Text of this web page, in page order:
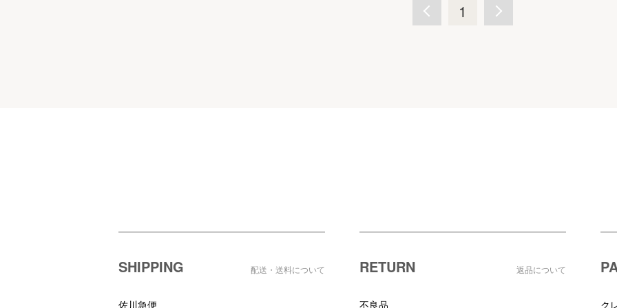
1
SHIPPING 配送・送料について
佐川急便
RETURN 返品について
不良品 ク